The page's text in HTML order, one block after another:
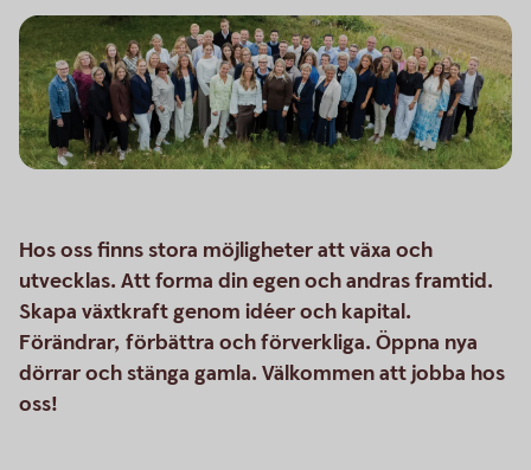
Hos oss finns stora möjligheter att växa och
utvecklas. Att forma din egen och andras framtid.
Skapa växtkraft genom idéer och kapital.
Förändrar, förbättra och förverkliga. Öppna nya
dörrar och stänga gamla. Välkommen att jobba hos
oss!